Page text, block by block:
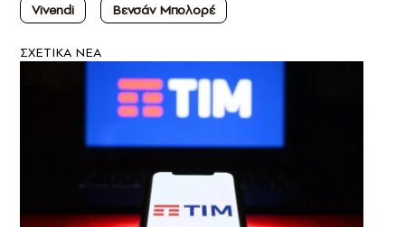
Vivendi
Βενσάν Μπολορέ
ΣXETIKA NEA